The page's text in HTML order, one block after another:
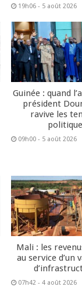
19h06 - 5 août 2026
Guinée : quand
président
ravive les
09h00 - 5 août 2026
Mali : les
au service d’un
07h42 - 4 août 2026